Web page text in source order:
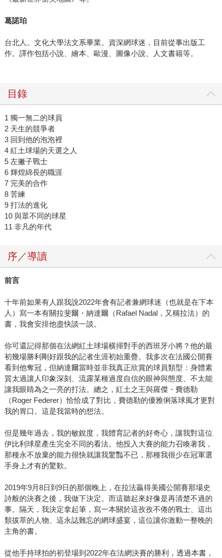
葛諾珀
台北人。文化大學法文系畢業。資深網球迷，目前從事出版工
作。譯作包括小說、繪本、歐漫、圖像小說、人文書籍等。
目錄
1 獨一無二的球員
2 天生的競爭者
3 回到他的泡泡裡
4 紅土球場的天選之人
5 左撇子戰士
6 輝煌綿長的職涯
7 完美的合作
8 苦練
9 打法的進化
10 與眾不同的球星
11 非凡的年代
序／導讀
前言
十年前如果有人跟我說2022年會有記者兼網球迷（也就是在下本
人）寫一本有關拉斐爾・納達爾（Rafael Nadal，又稱拉法）的
書，我會安排他盡快談一談。
你可還記得那個在法網紅土球場横掃對手的西班牙小將？他的最
初幾場勝利剛好跟我的記者生涯初始重疊。我多次在法國公開賽
看到他奪冠，但納達爾當時並非我真正欣賞的球員類型：身體素
質太過讓人印象深刻、流露某種過度自信的眼神與態度、不太能
讓我眼睛為之一亮的打法。總之，紅土之王與羅傑・費德勒
（Roger Federer）恰恰成了對比，費德勒的優雅俐落球風才更對
我的胃口。這是我當時的想法。
但是幾年過去，我的敏銳度，我體育記者的好奇心，讓我對這位
伊比利球星產生完全不同的看法。他投入大賽的能力召喚著我，
那種永不放棄的能力很快就讓我驚豔不已，那種我很少在冠軍選
手身上才有的驚歎。
2019年9月8日到9日的那個晚上，在拉法贏得美國公開賽那場史
詩般的決賽之後，我做下決定。而這聽起來好像是再清楚不過的
事。隔天，我決定拿起筆，寫一本關於這孜孜不倦的戰士、這出
類拔萃的人物、這永誌難忘的網球盛宴，這位讓你激動一整晚的
主角的書。
從他手持球拍的初登場到2022年在法網決賽的勝利，透過本書，